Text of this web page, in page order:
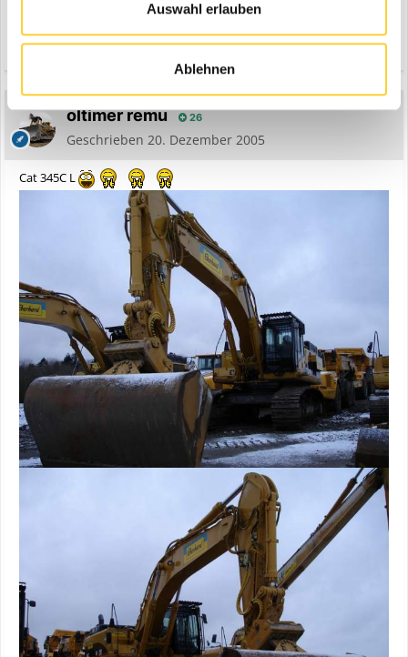
Auswahl erlauben
Ablehnen
Zitieren
oltimer remu 26
Geschrieben 20. Dezember 2005
Cat 345C L